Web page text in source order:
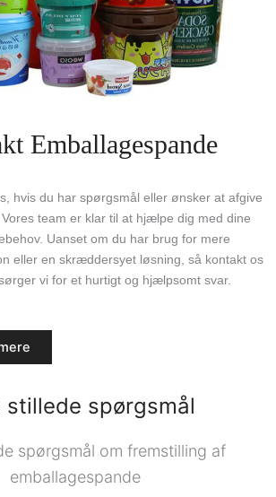
Emballagespande
hvis du har spørgsmål eller ønsker at afgive
team er klar til at hjælpe dig med dine
Uanset om du har brug for mere
eller en skræddersyet løsning, så kontakt os
vi for et hurtigt og hjælpsomt svar.
stillede spørgsmål
spørgsmål om fremstilling af
emballagespande